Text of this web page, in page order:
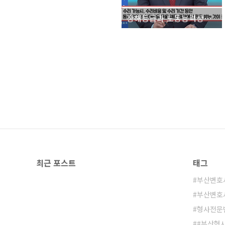
장해등급과 노동능력상실률(장해율)의 관계 알려드립니다 - 손해배상변호사
최근 포스트 태그
부산변
부산변
형사전문